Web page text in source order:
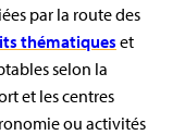
par la route des
thématiqueset
selon la
et les centres
ou activités